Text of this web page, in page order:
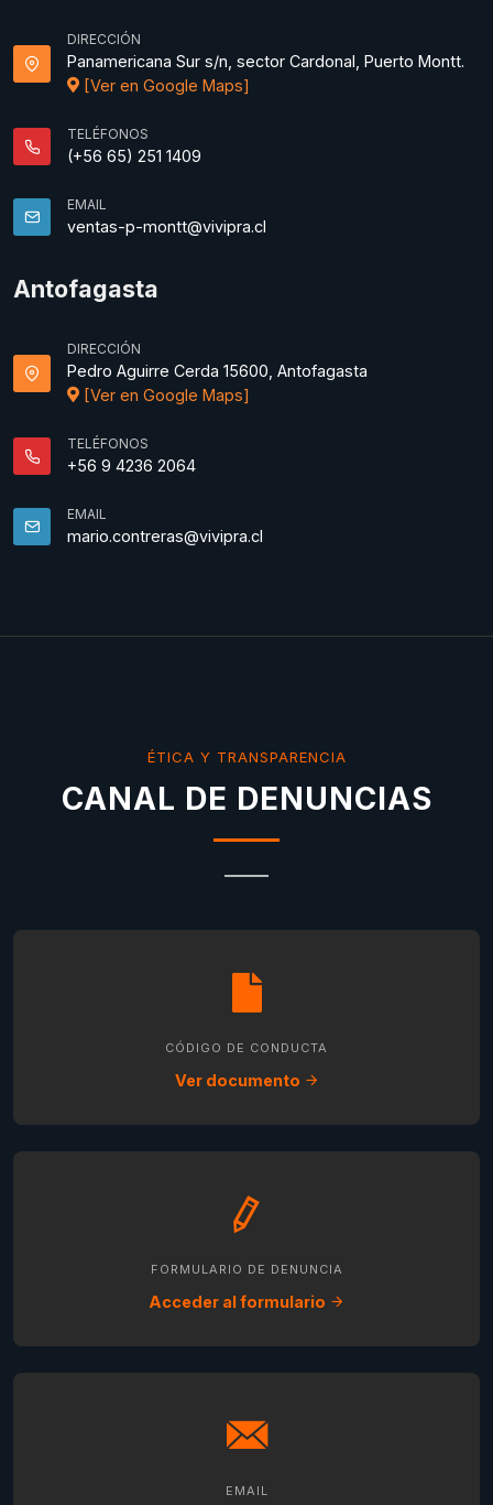
DIRECCIÓN
Panamericana Sur s/n, sector Cardonal, Puerto Montt.
[Ver en Google Maps]
TELÉFONOS
(+56 65) 251 1409
EMAIL
ventas-p-montt@vivipra.cl
Antofagasta
DIRECCIÓN
Pedro Aguirre Cerda 15600, Antofagasta
[Ver en Google Maps]
TELÉFONOS
+56 9 4236 2064
EMAIL
mario.contreras@vivipra.cl
ÉTICA Y TRANSPARENCIA
CANAL DE DENUNCIAS
CÓDIGO DE CONDUCTA
Ver documento
FORMULARIO DE DENUNCIA
Acceder al formulario
EMAIL